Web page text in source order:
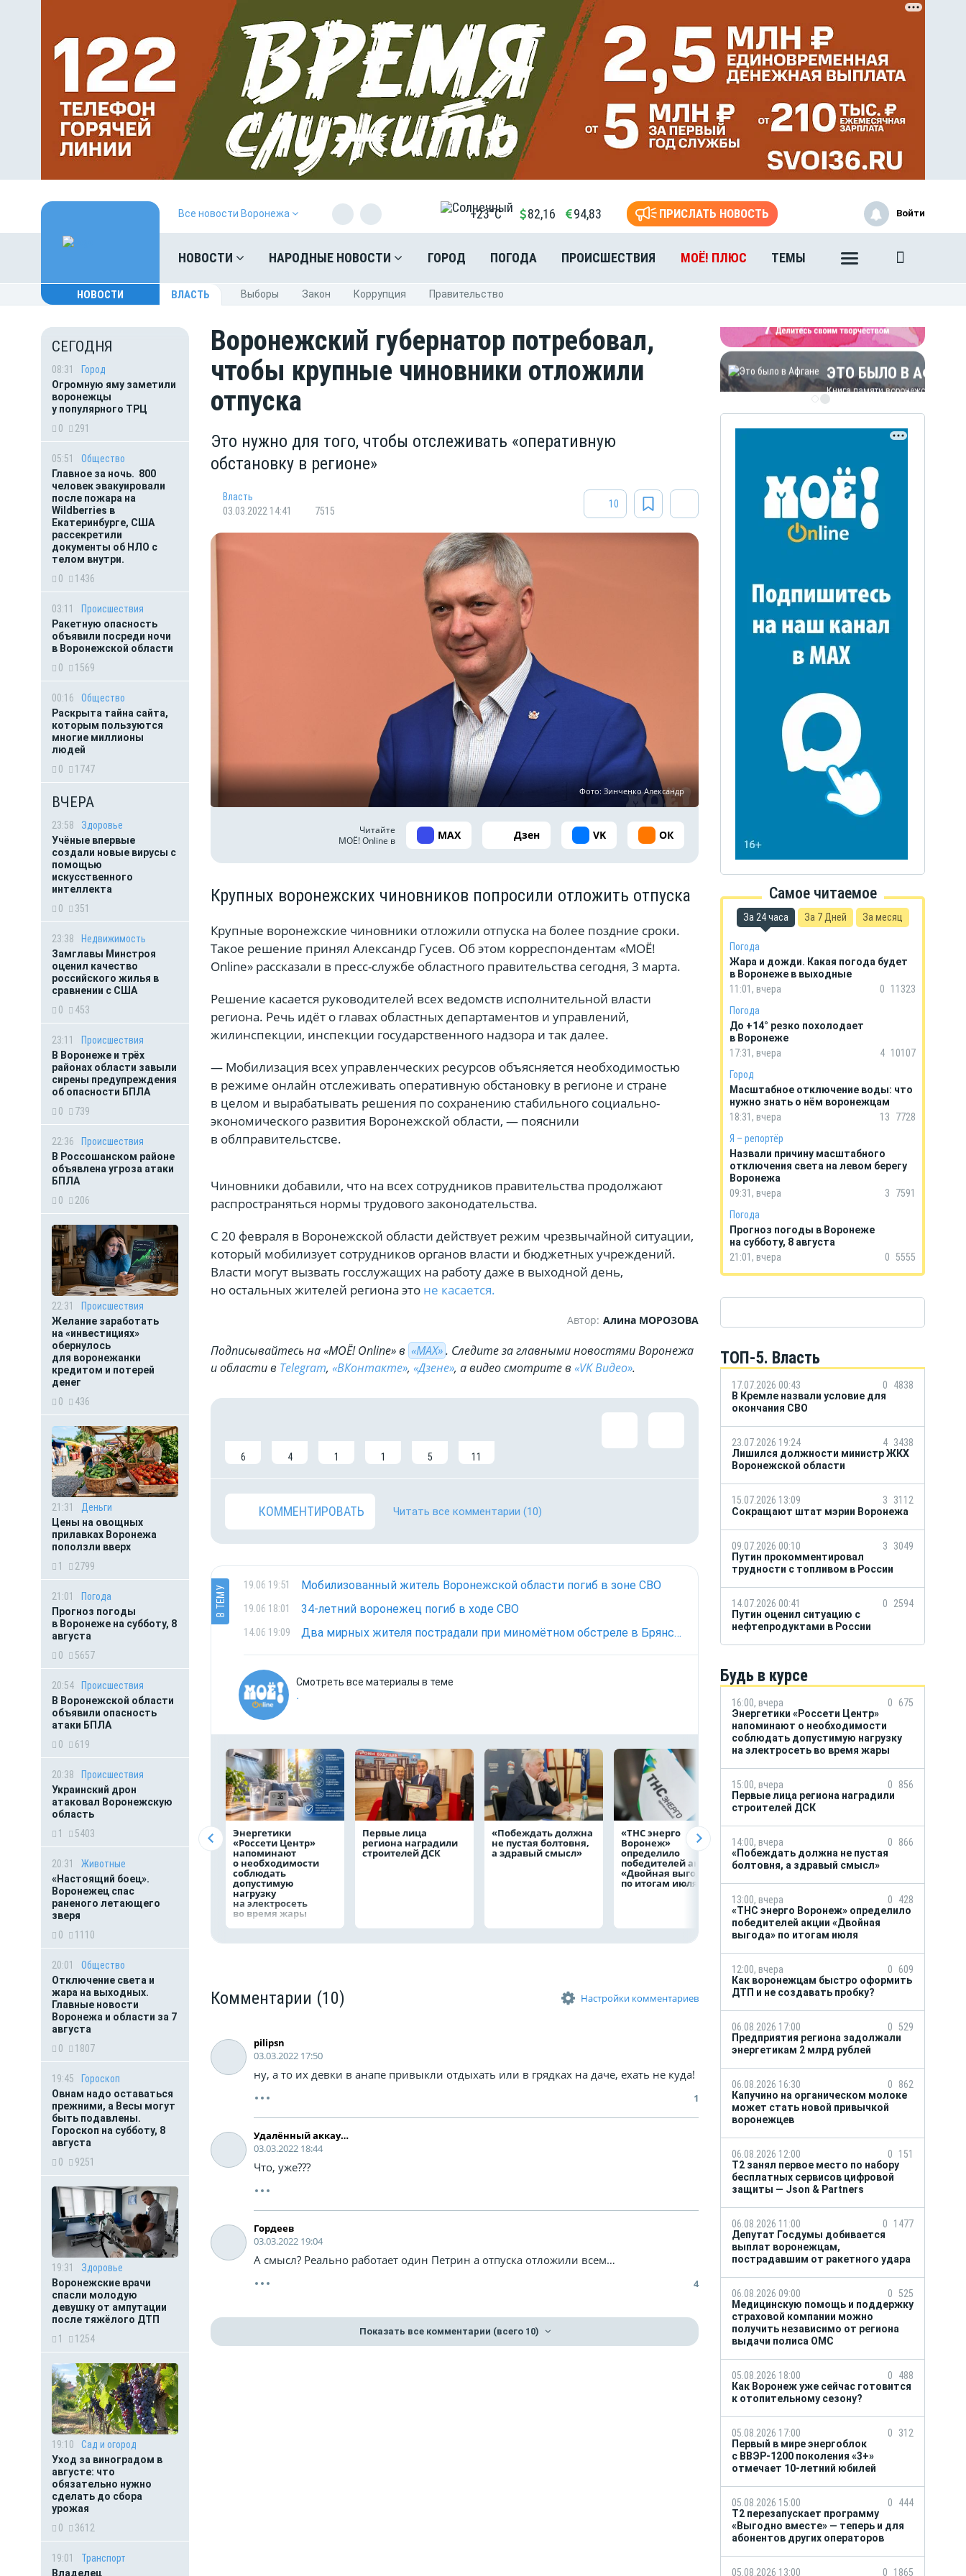
Все новости Воронежа +23°C 82,16 94,83 ПРИСЛАТЬ НОВОСТЬ
НОВОСТИ НАРОДНЫЕ НОВОСТИ ГОРОД ПОГОДА ПРОИСШЕСТВИЯ МОЁ! ПЛЮС ТЕМЫ
Войти
НОВОСТИ ВЛАСТЬ Выборы Закон Коррупция Правительство
СЕГОДНЯ
08:31
Город
Огромную яму заметили
воронежцы
у популярного ТРЦ
0
291
05:51
Общество
Главное за ночь. 800
человек эвакуировали
после пожара на
Wildberries в
Екатеринбурге, США
рассекретили
документы об НЛО с
телом внутри.
0
1436
03:11
Происшествия
Ракетную опасность
объявили посреди ночи
в Воронежской области
0
1569
00:16
Общество
Раскрыта тайна сайта,
которым пользуются
многие миллионы
людей
0
1747
ВЧЕРА
23:58
Здоровье
Учёные впервые
создали новые вирусы с
помощью
искусственного
интеллекта
0
351
23:38
Недвижимость
Замглавы Минстроя
оценил качество
российского жилья в
сравнении с США
0
453
23:11
Происшествия
В Воронеже и трёх
районах области завыли
сирены предупреждения
об опасности БПЛА
0
739
22:36
Происшествия
В Россошанском районе
объявлена угроза атаки
БПЛА
0
206
22:31
Происшествия
Желание заработать
на «инвестициях»
обернулось
для воронежанки
кредитом и потерей
денег
0
436
21:31
Деньги
Цены на овощных
прилавках Воронежа
поползли вверх
1
2799
21:01
Погода
Прогноз погоды
в Воронеже на субботу, 8
августа
0
5657
20:54
Происшествия
В Воронежской области
объявили опасность
атаки БПЛА
0
619
20:38
Происшествия
Украинский дрон
атаковал Воронежскую
область
1
5403
20:31
Животные
«Настоящий боец».
Воронежец спас
раненого летающего
зверя
0
1110
20:01
Общество
Отключение света и
жара на выходных.
Главные новости
Воронежа и области за 7
августа
0
1807
19:45
Гороскоп
Овнам надо оставаться
прежними, а Весы могут
быть подавлены.
Гороскоп на субботу, 8
августа
0
9251
19:31
Здоровье
Воронежские врачи
спасли молодую
девушку от ампутации
после тяжёлого ДТП
1
1254
19:10
Сад и огород
Уход за виноградом в
августе: что
обязательно нужно
сделать до сбора
урожая
0
3612
19:01
Транспорт
Владелец
Воронежский губернатор потребовал,
чтобы крупные чиновники отложили
отпуска
Это нужно для того, чтобы отслеживать «оперативную
обстановку в регионе»
Власть
03.03.2022 14:41
7515
10
Фото: Зинченко Александр
Читайте
МОЁ! Online в
MAX Дзен VK ОК
Крупных воронежских чиновников попросили отложить отпуска
Крупные воронежские чиновники отложили отпуска на более поздние сроки.
Такое решение принял Александр Гусев. Об этом корреспондентам «МОЁ!
Online» рассказали в пресс-службе областного правительства сегодня, 3 марта.
Решение касается руководителей всех ведомств исполнительной власти
региона. Речь идёт о главах областных департаментов и управлений,
жилинспекции, инспекции государственного надзора и так далее.
— Мобилизация всех управленческих ресурсов объясняется необходимостью
в режиме онлайн отслеживать оперативную обстановку в регионе и стране
в целом и вырабатывать решения по сохранению стабильного социально-
экономического развития Воронежской области, — пояснили
в облправительстсве.
Чиновники добавили, что на всех сотрудников правительства продолжают
распространяться нормы трудового законодательства.
С 20 февраля в Воронежской области действует режим чрезвычайной ситуации,
который мобилизует сотрудников органов власти и бюджетных учреждений.
Власти могут вызвать госслужащих на работу даже в выходной день,
но остальных жителей региона это не касается.
Автор: Алина МОРОЗОВА
Подписывайтесь на «МОЁ! Online» в «МАХ». Cледите за главными новостями Воронежа
и области в Telegram, «ВКонтакте», «Дзене», а видео смотрите в «VK Видео».
6 4 1 1 5 11
КОММЕНТИРОВАТЬ Читать все комментарии (10)
В ТЕМУ 19.06 19:51 Мобилизованный житель Воронежской области погиб в зоне СВО
19.06 18:01 34-летний воронежец погиб в ходе СВО
14.06 19:09 Два мирных жителя пострадали при миномётном обстреле в Брянской области
Смотреть все материалы в теме
.
Энергетики
«Россети Центр»
напоминают
о необходимости
соблюдать
допустимую
нагрузку
на электросеть
во время жары
Первые лица
региона наградили
строителей ДСК
«Побеждать должна
не пустая болтовня,
а здравый смысл»
«ТНС энерго
Воронеж»
определило
победителей акции
«Двойная выгода»
по итогам июля
быстро оформить
ДТП и не создавать
пробку?
региона
энергетикам 2
Комментарии (10) Настройки комментариев
pilipsn
03.03.2022 17:50
ну, а то их девки в анапе привыкли отдыхать или в грядках на даче, ехать не куда!
1
Удалённый аккаунт
03.03.2022 18:44
Что, уже???
Гордеев
03.03.2022 19:04
А смысл? Реально работает один Петрин а отпуска отложили всем…
4
Показать все комментарии (всего 10)
ЭТО БЫЛО В АФГАНЕ
Книга памяти воронежских
ЭТО БЫЛО В
Книга памяти воронежских
воинов-интернационалистов
ЭТО БЫЛО В АФГАНЕ
Книга памяти воронежских
воинов-интернационалистов
Самое читаемое
За 24 часа За 7 Дней За месяц
Погода
Жара и дожди. Какая погода будет
в Воронеже в выходные
11:01, вчера
0
11323
Погода
До +14° резко похолодает
в Воронеже
17:31, вчера
4 10107
Город
Масштабное отключение воды: что
нужно знать о нём воронежцам
18:31, вчера
13
7728
Я – репортёр
Назвали причину масштабного
отключения света на левом берегу
Воронежа
09:31, вчера
3
7591
Погода
Прогноз погоды в Воронеже
на субботу, 8 августа
21:01, вчера
0 5555
ТОП-5. Власть
17.07.2026 00:43 0
4838
В Кремле назвали условие для
окончания СВО
23.07.2026 19:24 4 3438
Лишился должности министр ЖКХ
Воронежской области
15.07.2026 13:09 3
3112
Сокращают штат мэрии Воронежа
09.07.2026 00:10 3
3049
Путин прокомментировал
трудности с топливом в России
14.07.2026 00:41 0
2594
Путин оценил ситуацию с
нефтепродуктами в России
Будь в курсе
16:00, вчера 0
675
Энергетики «Россети Центр»
напоминают о необходимости
соблюдать допустимую нагрузку
на электросеть во время жары
15:00, вчера 0
856
Первые лица региона наградили
строителей ДСК
14:00, вчера 0
866
«Побеждать должна не пустая
болтовня, а здравый смысл»
13:00, вчера 0
428
«ТНС энерго Воронеж» определило
победителей акции «Двойная
выгода» по итогам июля
12:00, вчера 0
609
Как воронежцам быстро оформить
ДТП и не создавать пробку?
06.08.2026 17:00 0 529
Предприятия региона задолжали
энергетикам 2 млрд рублей
06.08.2026 16:30 0
862
Капучино на органическом молоке
может стать новой привычкой
воронежцев
06.08.2026 12:00 0
151
Т2 занял первое место по набору
бесплатных сервисов цифровой
защиты — Json & Partners
06.08.2026 11:00 0
1477
Депутат Госдумы добивается
выплат воронежцам,
пострадавшим от ракетного удара
06.08.2026 09:00 0 525
Медицинскую помощь и поддержку
страховой компании можно
получить независимо от региона
выдачи полиса ОМС
05.08.2026 18:00 0
488
Как Воронеж уже сейчас готовится
к отопительному сезону?
05.08.2026 17:00 0
312
Первый в мире энергоблок
с ВВЭР-1200 поколения «3+»
отмечает 10-летний юбилей
05.08.2026 15:00 0
444
Т2 перезапускает программу
«Выгодно вместе» — теперь и для
абонентов других операторов
05.08.2026 13:00 0 1865